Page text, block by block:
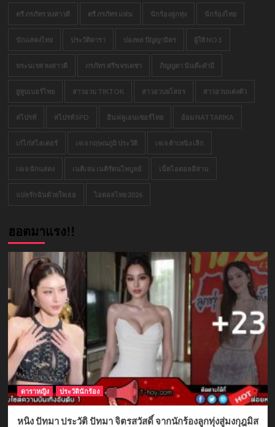
ตรี ภรภัทร หงสาวดี ตรี ภรภัทร แฟน นักร้องลูกทุ่ง นักร้องไทย
นักแสดงไทย ประวัติดารา ปองพล ปัญญามิตร ผู้ให้ NO.1
พระนเรศ หงสาวดี ภรภัทร ศรีขจรเดชา ภิญญดา นันต๊ะคำมี
ยูทูบเบอร์ไทย สาวอวบ TIKTOK สาวอวบยโสธร สาวอวบแต่งตัว
สไปรท์ สไปรท์ SPD อินฟลูเอนเซอร์ไทย อ้อม NATTARIKA
เก๋ไก๋สไลเดอร์ เจเจ กฤษณภูมิ ประวัติ เจเจ ต้าเหนิง เลิก
เจเจ นักแสดง เนติเจน เนติรัตนไพบูลย์ เน็ตไอดอลอีสาน
แปลรักฉันด้วยใจเธอ ไอดอลไทย 2026
ฮอตมาแรง!!
ดาราหญิง ประวัตินักร้อง
หนิง ปัทมา ประวัติ ปัทมา จิตรสวัสดิ์ จากนักร้องลูกทุ่งสู่มงกุฎมิส